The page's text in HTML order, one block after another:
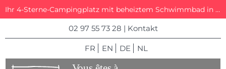
Ihr 4-Sterne-Campingplatz mit beheiztem Schwimmbad in La Trinité-sur-Mer
02 97 55 73 28 | Kontakt
FR EN DE NL